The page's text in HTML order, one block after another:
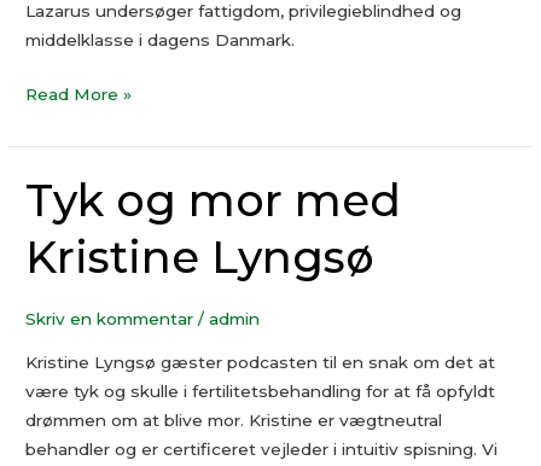
Lazarus undersøger fattigdom, privilegieblindhed og
middelklasse i dagens Danmark.
Read More »
Tyk og mor med
Kristine Lyngsø
Skriv en kommentar /admin
Kristine Lyngsø gæster podcasten til en snak om det at
være tyk og skulle i fertilitetsbehandling for at få opfyldt
drømmen om at blive mor. Kristine er vægtneutral
behandler og er certificeret vejleder i intuitiv spisning. Vi
Tyk
og
mor
med
Lyngsø